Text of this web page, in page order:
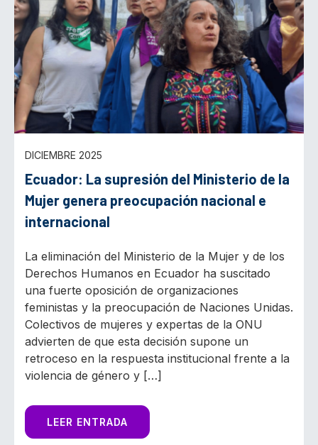
DICIEMBRE 2025
Ecuador: La supresión del Ministerio de la
Mujer genera preocupación nacional e
internacional
La eliminación del Ministerio de la Mujer y de los
Derechos Humanos en Ecuador ha suscitado
una fuerte oposición de organizaciones
feministas y la preocupación de Naciones Unidas.
Colectivos de mujeres y expertas de la ONU
advierten de que esta decisión supone un
retroceso en la respuesta institucional frente a la
violencia de género y […]
LEER ENTRADA